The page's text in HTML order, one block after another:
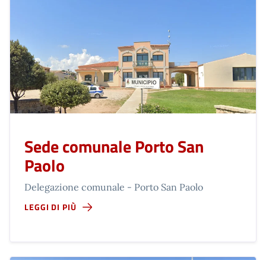
Sede comunale Porto San
Paolo
Delegazione comunale - Porto San Paolo
LEGGI DI PIÙ